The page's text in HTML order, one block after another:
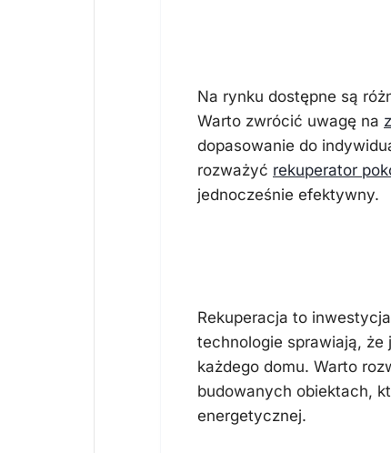
Na rynku dostępne są
Warto zwrócić uwagę na
dopasowanie do
rozważyć rekuperator
jednocześnie efektywny.
Rekuperacja to
technologie sprawiają, że
każdego domu. Warto
budowanych obiektach,
energetycznej.